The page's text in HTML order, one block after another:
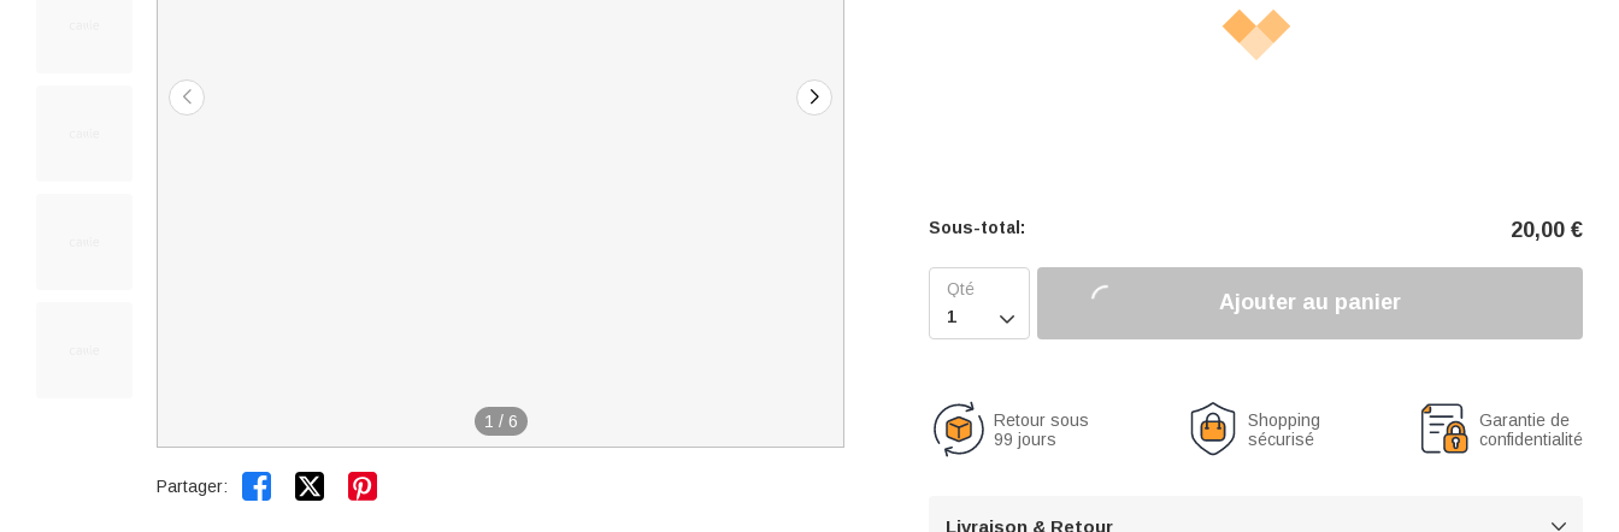
1 / 6
Partager:  
Sous-total: 20,00 €

Ajouter au panier
Retour sous
99 jours
Shopping
sécurisé
Garantie de
confidentialité
Livraison & Retour 